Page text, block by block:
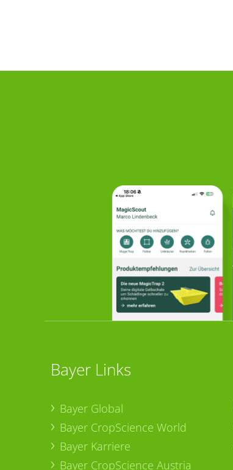
Bayer Links
Bayer Global
Bayer CropScience World
Bayer Karriere
Bayer CropScience Austria